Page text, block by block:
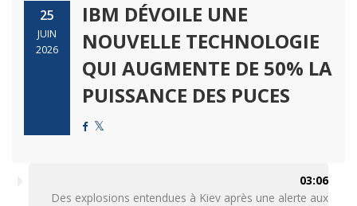
25
JUIN
2026
IBM DÉVOILE UNE
NOUVELLE TECHNOLOGIE
QUI AUGMENTE DE 50% LA
PUISSANCE DES PUCES
03:06
Des explosions entendues à Kiev après une alerte aux